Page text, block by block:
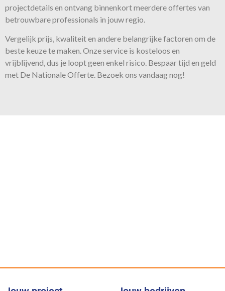
projectdetails en ontvang binnenkort meerdere offertes van
betrouwbare professionals in jouw regio.
Vergelijk prijs, kwaliteit en andere belangrijke factoren om de
beste keuze te maken. Onzeservice is kosteloos en
vrijblijvend, dus je loopt geen enkel risico. Bespaar tijd en geld
met De Nationale Offerte. Bezoek ons vandaag nog!